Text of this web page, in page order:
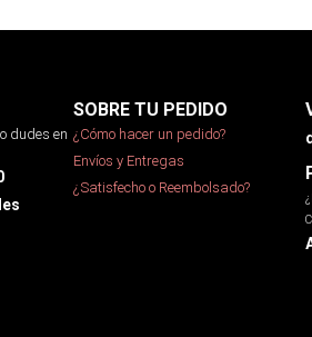
dudes en
SOBRE TU PEDIDO
¿Cómo hacer un pedido?
Envíos y Entregas
¿Satisfecho o Reembolsado?